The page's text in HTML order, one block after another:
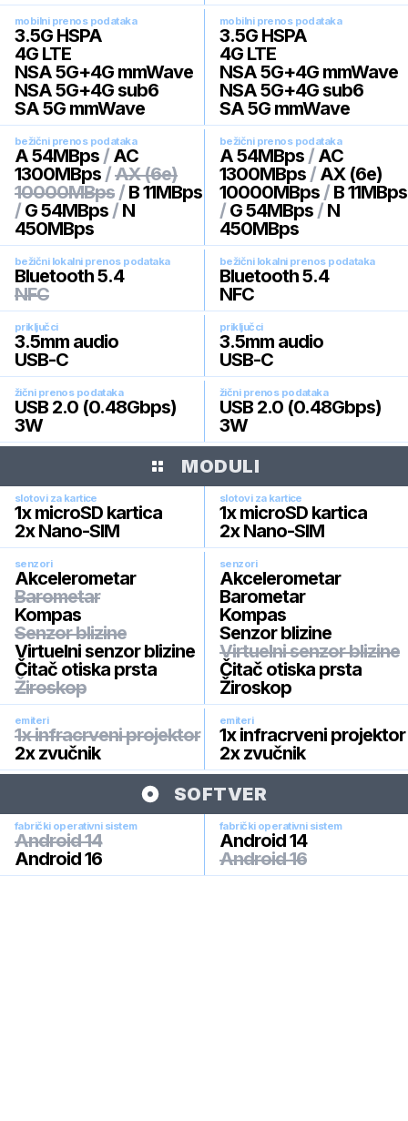
mobilni prenos podataka
3.5G HSPA
4G LTE
NSA 5G+4G mmWave
NSA 5G+4G sub6
SA 5G mmWave
mobilni prenos podataka
3.5G HSPA
4G LTE
NSA 5G+4G mmWave
NSA 5G+4G sub6
SA 5G mmWave
bežični prenos podataka
A 54MBps / AC
1300MBps /AX (6e)
10000MBps / B 11MBps
/ G 54MBps / N
450MBps
bežični prenos podataka
A 54MBps / AC
1300MBps / AX (6e)
10000MBps / B 11MBps
/ G 54MBps / N
450MBps
bežični lokalni prenos podataka
Bluetooth 5.4
NFC
bežični lokalni prenos podataka
Bluetooth 5.4
NFC
priključci
3.5mm audio
USB-C
priključci
3.5mm audio
USB-C
žični prenos podataka
USB 2.0 (0.48Gbps)
3W
žični prenos podataka
USB 2.0 (0.48Gbps)
3W
MODULI
slotovi za kartice
1x microSD kartica
2x Nano-SIM
slotovi za kartice
1x microSD kartica
2x Nano-SIM
senzori
Akcelerometar
Barometar
Kompas
Senzor blizine
Virtuelni senzor blizine
Čitač otiska prsta
Žiroskop
senzori
Akcelerometar
Barometar
Kompas
Senzor blizine
Virtuelni senzor blizine
Čitač otiska prsta
Žiroskop
emiteri
1x infracrveni projektor
2x zvučnik
emiteri
1x infracrveni projektor
2x zvučnik
SOFTVER
fabrički operativni sistem
Android 14
Android 16
fabrički operativni sistem
Android 14
Android 16